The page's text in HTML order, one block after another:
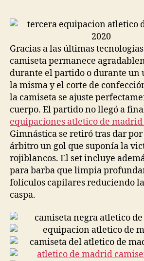
Gracias a las últimas
camiseta permanece
durante el partido o durante un
la misma y el corte de
la camiseta se ajuste
cuerpo. El partido no llegó a
equipaciones atletico de madrid
Gimnástica se retiró tras dar
árbitro un gol que suponía la
rojiblancos. El set incluye
para barba que limpia
folículos capilares reduciendo
caspa.